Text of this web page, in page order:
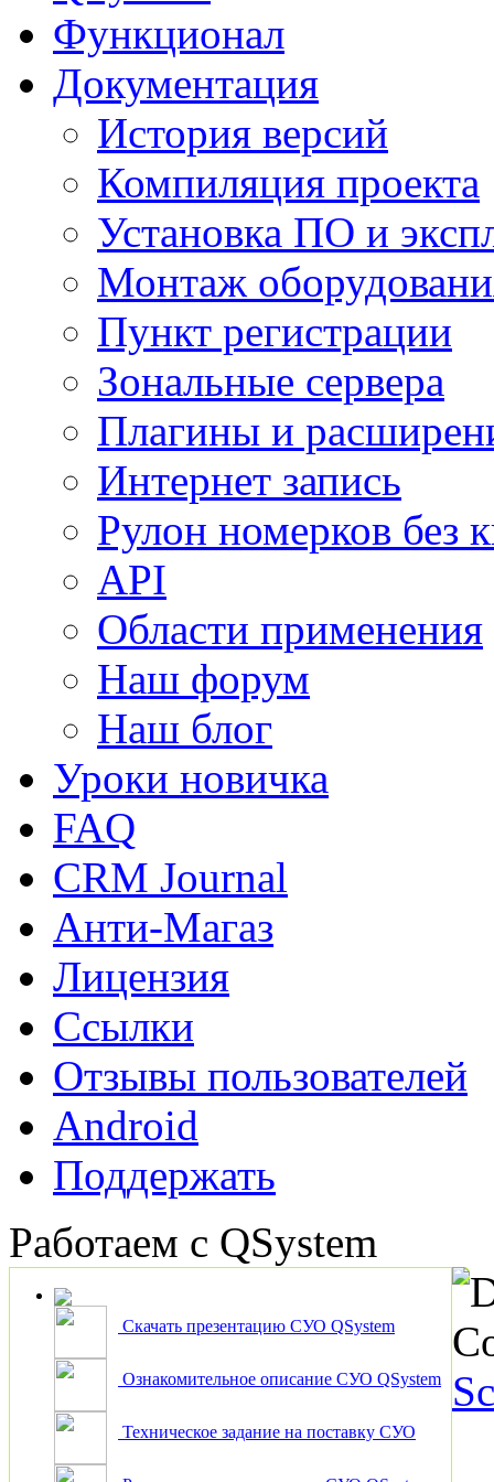
Функционал
Документация
История версий
Компиляция проекта
Установка ПО и
Монтаж
Пункт регистрации
Зональные сервера
Плагины и
Интернет запись
Рулон номерков без
API
Области применения
Наш форум
Наш блог
Уроки новичка
FAQ
CRM Journal
Анти-Магаз
Лицензия
Ссылки
Отзывы пользователей
Android
Поддержать
Работаем с QSystem
Скачать презентацию СУО QSystem
Ознакомительное описание СУО QSystem
Техническое задание на поставку СУО